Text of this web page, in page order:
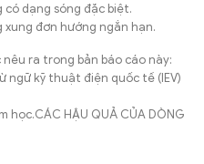
có dạng sóng đặc biệt.
đơn hướng ngắn hạn.
nêu ra trong bản báo cáo này:
ngữ kỹ thuật điện quốc tế (IEV)
học.CÁC HẬU QUẢ CỦA DÒNG